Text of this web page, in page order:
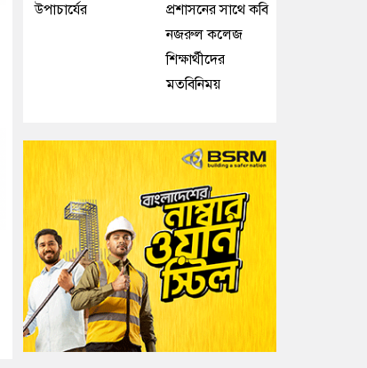
উপাচার্যের
প্রশাসনের সাথে কবি
নজরুল কলেজ
শিক্ষার্থীদের
মতবিনিময়